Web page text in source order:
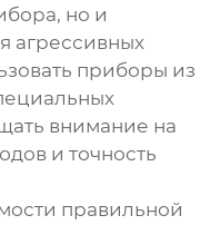
но и
агрессивных
приборы из
внимание на
и точность
правильной